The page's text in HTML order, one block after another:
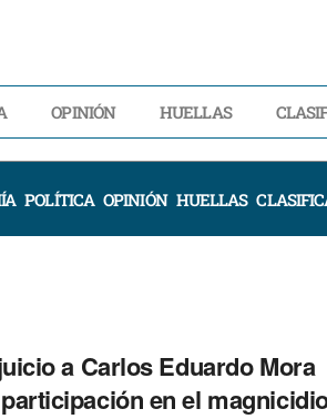
OPINIÓN HUELLAS
POLÍTICA OPINIÓN HUELLAS
a Carlos Eduardo Mora
en el